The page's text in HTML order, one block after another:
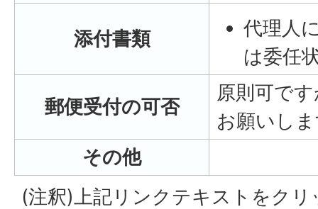
添付書類
代理人
は委任
郵便受付の可否
原則可で
お願いし
その他
(注釈)上記リンクテキストをク